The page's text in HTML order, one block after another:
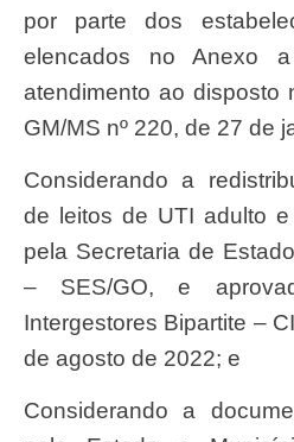
por parte dos
elencados no Anexo
atendimento ao disposto
GM/MS nº 220, de 27 de
Considerando a redistribuição da habilitação
de leitos de UTI adulto e
pela Secretaria de
– SES/GO, e
Intergestores Bipartite –
de agosto de 2022; e
Considerando a documentação apresentada